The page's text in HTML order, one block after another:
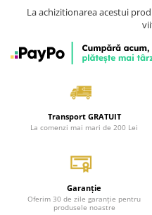
La achizitionarea acestui
Transport GRATUIT
La comenzi mai mari de 200 Lei
Garanție
Oferim 30 de zile garanție pentru
produsele noastre